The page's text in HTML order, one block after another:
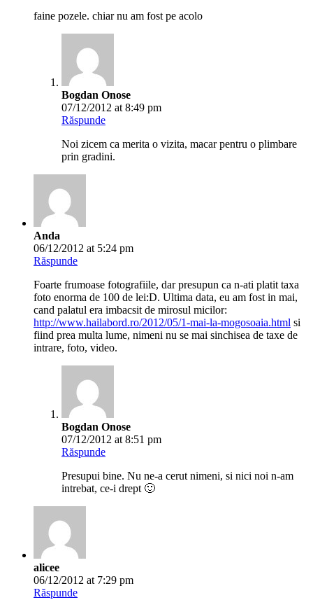
faine pozele. chiar nu am fost pe acolo
Bogdan Onose
07/12/2012 at 8:49 pm
Răspunde
Noi zicem ca merita o vizita, macar pentru o plimbare
prin gradini.
Anda
06/12/2012 at 5:24 pm
Răspunde
Foarte frumoase fotografiile, dar presupun ca n-ati platit taxa
foto enorma de 100 de lei:D. Ultima data, eu am fost in mai,
cand palatul era imbacsit de mirosul micilor:
http://www.hailabord.ro/2012/05/1-mai-la-mogosoaia.html si
fiind prea multa lume, nimeni nu se mai sinchisea de taxe de
intrare, foto, video.
Bogdan Onose
07/12/2012 at 8:51 pm
Răspunde
Presupui bine. Nu ne-a cerut nimeni, si nici noi n-am
intrebat, ce-i drept 🙂
alicee
06/12/2012 at 7:29 pm
Răspunde